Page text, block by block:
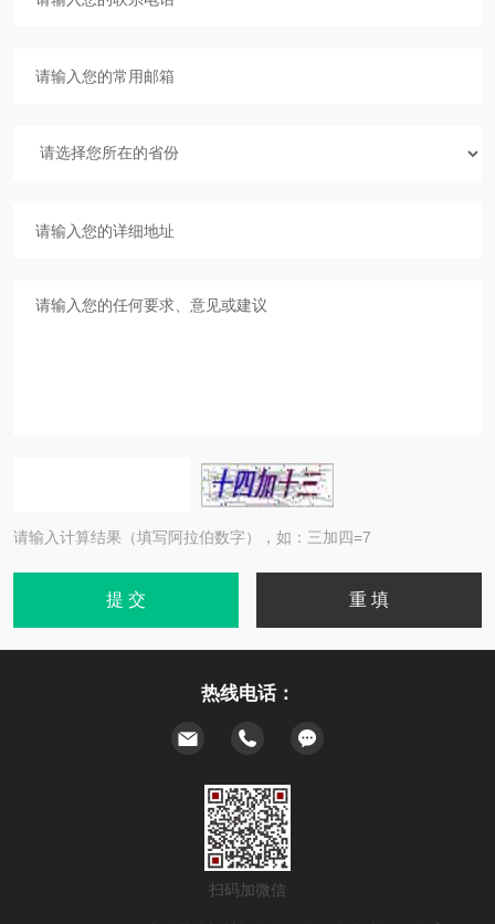
请输入计算结果（填写阿拉伯数字），如：三加四=7
热线电话：
扫码加微信